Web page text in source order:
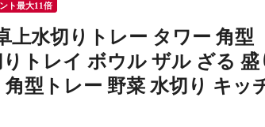
ト最大11倍
上水切りトレー タワー 角型
りトレイ ボウル ザル ざる
角型トレー 野菜 水切り キッ